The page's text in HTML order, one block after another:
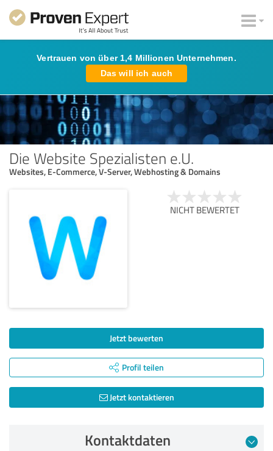
Vertrauen von über 1,4 Millionen Unternehmen.
Das will ich auch
Die Website Spezialisten e.U.
Websites, E-Commerce, V-Server, Webhosting & Domains
NICHT BEWERTET
Jetzt bewerten
Profil teilen
Jetzt kontaktieren
Kontaktdaten